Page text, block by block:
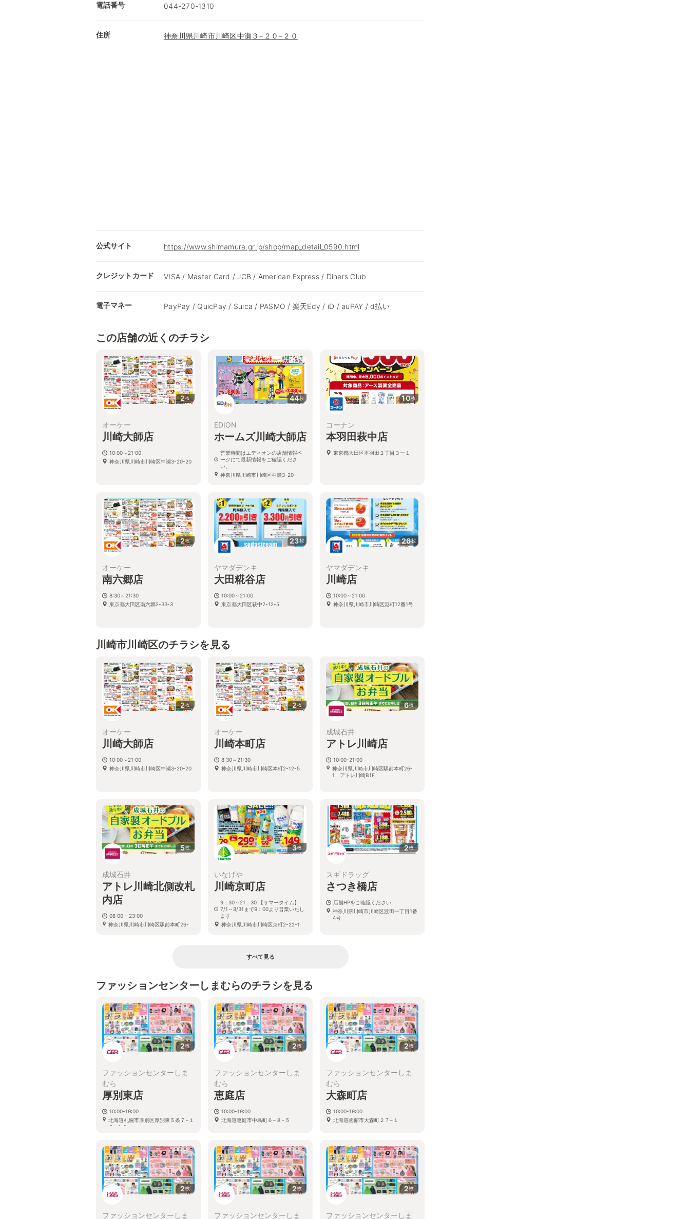
電話番号 044-270-1310
住所 神奈川県川崎市川崎区中瀬３−２０−２０
公式サイト https://www.shimamura.gr.jp/shop/map_detail_0590.html
クレジットカード VISA / Master Card / JCB / American Express / Diners Club
電子マネー PayPay / QuicPay / Suica / PASMO / 楽天Edy / iD / auPAY / d払い
この店舗の近くのチラシ
2枚
オーケー
川崎大師店
10:00～21:00
神奈川県川崎市川崎区中瀬3-20-20
44枚
EDION
ホームズ川崎大師店
営業時間はエディオンの店舗情報ペ
ージにて最新情報をご確認くださ
い。
神奈川県川崎市川崎区中瀬3-20-
10枚
コーナン
本羽田萩中店
東京都大田区本羽田２丁目３ー１
2枚
オーケー
南六郷店
8:30～21:30
東京都大田区南六郷2-33-3
23枚
ヤマダデンキ
大田糀谷店
10:00～21:00
東京都大田区萩中2-12-5
26枚
ヤマダデンキ
川崎店
10:00～21:00
神奈川県川崎市川崎区港町12番1号
川崎市川崎区のチラシを見る
2枚
オーケー
川崎大師店
10:00～21:00
神奈川県川崎市川崎区中瀬3-20-20
2枚
オーケー
川崎本町店
8:30～21:30
神奈川県川崎市川崎区本町2-12-5
6枚
成城石井
アトレ川崎店
10:00-21:00
神奈川県川崎市川崎区駅前本町26-
1 アトレ川崎B1F
5枚
成城石井
アトレ川崎北側改札
内店
08:00 - 23:00
神奈川県川崎市川崎区駅前本町26-
3枚
いなげや
川崎京町店
9：30～21：30 【サマータイム】
7/1～8/31まで9：00より営業いたし
ます
神奈川県川崎市川崎区京町2-22-1
2枚
スギドラッグ
さつき橋店
店舗HPをご確認ください
神奈川県川崎市川崎区渡田一丁目1番
4号
すべて見る
ファッションセンターしまむらのチラシを見る
2枚
ファッションセンターしま
むら
厚別東店
10:00-19:00
北海道札幌市厚別区厚別東５条７−１
２−１０
2枚
ファッションセンターしま
むら
恵庭店
10:00-19:00
北海道恵庭市中島町６−８−５
2枚
ファッションセンターしま
むら
大森町店
10:00-19:00
北海道函館市大森町２７−１
2枚
ファッションセンターしま
2枚
ファッションセンターしま
2枚
ファッションセンターしま